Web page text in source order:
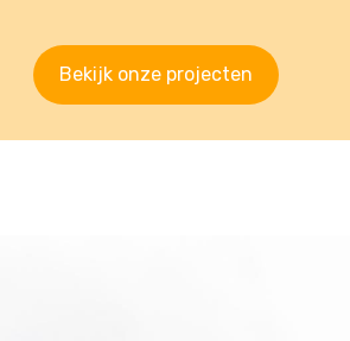
Bekijk onze projecten